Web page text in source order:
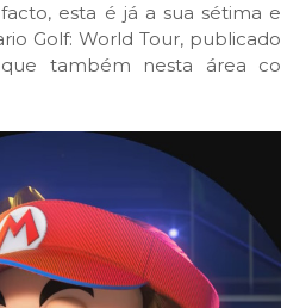
esta é já a sua sétima
Golf: World Tour,
também nesta área